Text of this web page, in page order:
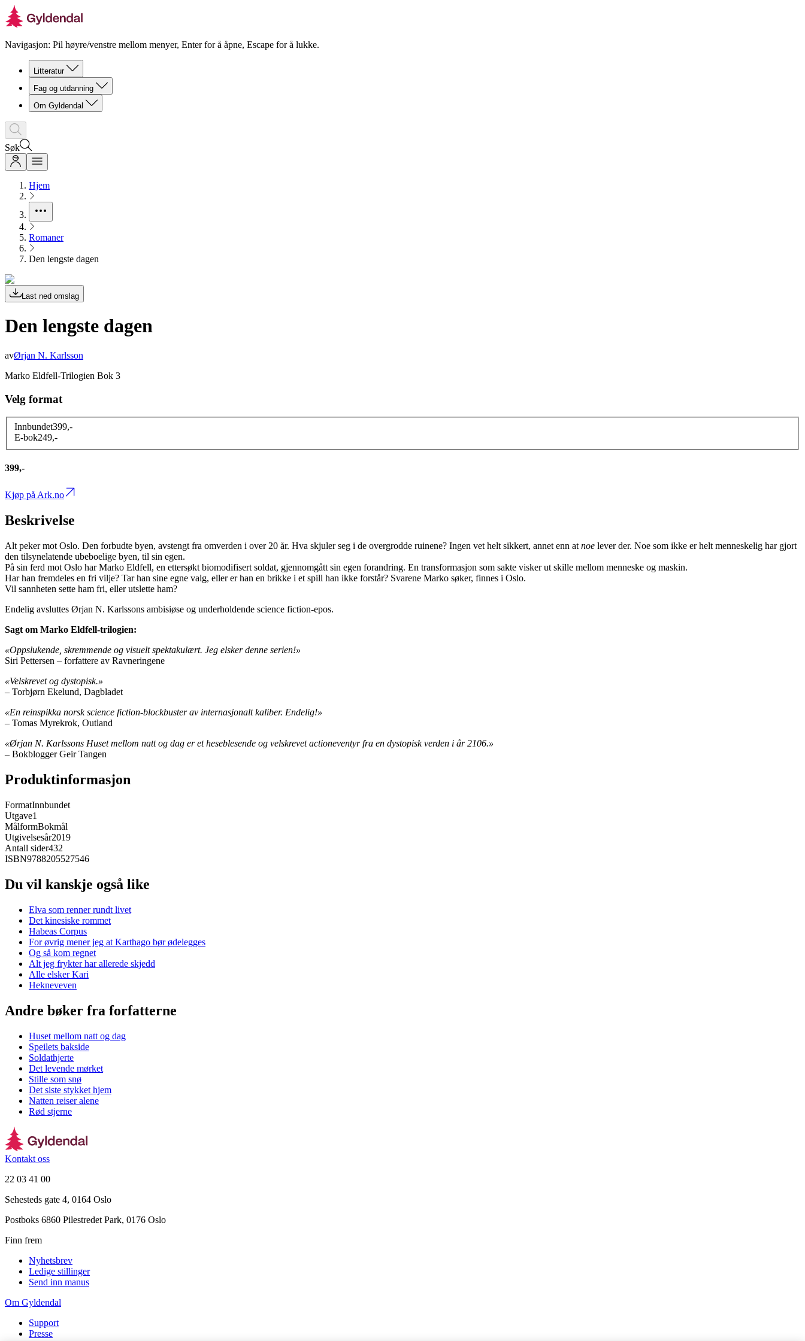
Navigasjon: Pil høyre/venstre mellom menyer, Enter for å åpne, Escape for å lukke.
Litteratur
Fag og utdanning
Om Gyldendal
Søk
Hjem
Romaner
Den lengste dagen
Last ned omslag
Den lengste dagen
avØrjan N. Karlsson
Marko Eldfell-Trilogien Bok 3
Velg format
Innbundet399,-
E-bok249,-
399,-
Kjøp på Ark.no
Beskrivelse
Alt peker mot Oslo. Den forbudte byen, avstengt fra omverden i over 20 år. Hva skjuler seg i de overgrodde ruinene? Ingen vet helt sikkert, annet enn at noe lever der. Noe som ikke er helt menneskelig har gjort
den tilsynelatende ubeboelige byen, til sin egen.
På sin ferd mot Oslo har Marko Eldfell, en ettersøkt biomodifisert soldat, gjennomgått sin egen forandring. En transformasjon som sakte visker ut skille mellom menneske og maskin.
Har han fremdeles en fri vilje? Tar han sine egne valg, eller er han en brikke i et spill han ikke forstår? Svarene Marko søker, finnes i Oslo.
Vil sannheten sette ham fri, eller utslette ham?
Endelig avsluttes Ørjan N. Karlssons ambisiøse og underholdende science fiction-epos.
Sagt om Marko Eldfell-trilogien:
«Oppslukende, skremmende og visuelt spektakulært. Jeg elsker denne serien!»
Siri Pettersen – forfattere av Ravneringene
«Velskrevet og dystopisk.»
– Torbjørn Ekelund, Dagbladet
«En reinspikka norsk science fiction-blockbuster av internasjonalt kaliber. Endelig!»
– Tomas Myrekrok, Outland
«Ørjan N. Karlssons Huset mellom natt og dag er et heseblesende og velskrevet actioneventyr fra en dystopisk verden i år 2106.»
– Bokblogger Geir Tangen
Produktinformasjon
FormatInnbundet
Utgave1
MålformBokmål
Utgivelsesår2019
Antall sider432
ISBN9788205527546
Du vil kanskje også like
Elva som renner rundt livet
Det kinesiske rommet
Habeas Corpus
For øvrig mener jeg at Karthago bør ødelegges
Og så kom regnet
Alt jeg frykter har allerede skjedd
Alle elsker Kari
Hekneveven
Andre bøker fra forfatterne
Huset mellom natt og dag
Speilets bakside
Soldathjerte
Det levende mørket
Stille som snø
Det siste stykket hjem
Natten reiser alene
Rød stjerne
Kontakt oss
22 03 41 00
Sehesteds gate 4, 0164 Oslo
Postboks 6860 Pilestredet Park, 0176 Oslo
Finn frem
Nyhetsbrev
Ledige stillinger
Send inn manus
Om Gyldendal
Support
Presse